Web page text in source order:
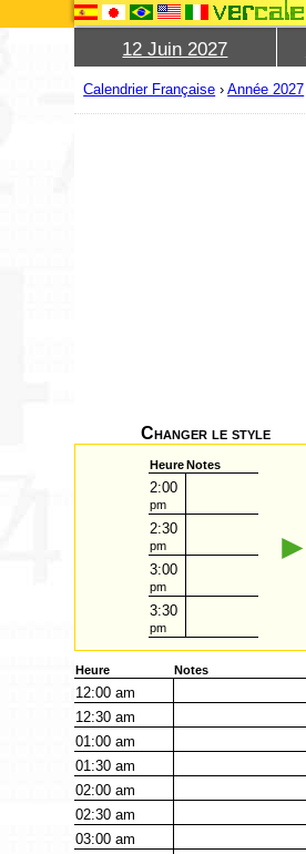
12 Juin 2027
Calendrier Française ›Année 2027
Changer le style
HeureNotes
2:00
pm
2:30
pm
3:00
pm
3:30
pm
►
Heure Notes
12:00am
12:30am
01:00am
01:30am
02:00am
02:30am
03:00am